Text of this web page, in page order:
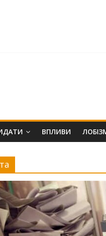
«промотати» матеріали
ВПЛИВИ